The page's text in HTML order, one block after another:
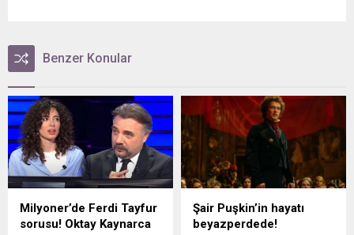
Benzer Konular
Milyoner’de Ferdi Tayfur
sorusu! Oktay Kaynarca
Şair Puşkin’in hayatı
beyazperdede!